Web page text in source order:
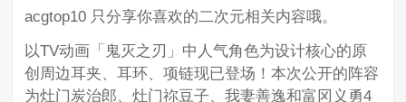
acgtop10 只分享你喜欢的二次元相关内容哦。
以TV动画「鬼灭之刃」中人气角色为设计核心的原
创周边耳夹、耳环、项链现已登场！本次公开的阵容
为灶门炭治郎、灶门祢豆子、我妻善逸和富冈义勇4